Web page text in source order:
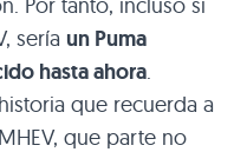
sería un Puma
hasta ahora.
que recuerda a
que parte no